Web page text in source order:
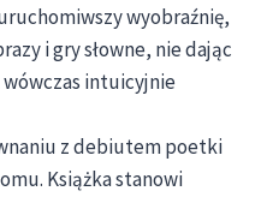
wyobraźnię,
i gry słowne, nie dając
intuicyjnie
z debiutem poetki
Książka stanowi